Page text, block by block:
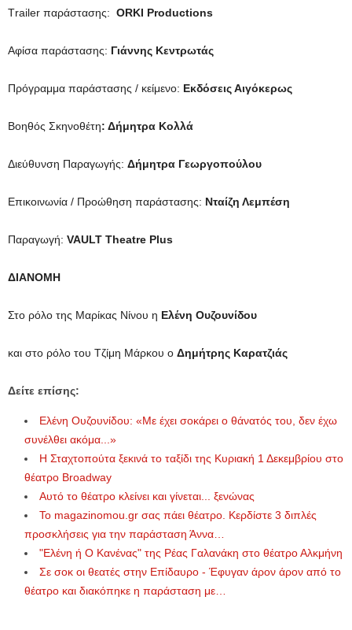
Τrailer παράστασης: ORKI Productions
Αφίσα παράστασης: Γιάννης Κεντρωτάς
Πρόγραμμα παράστασης / κείμενο: Εκδόσεις Αιγόκερως
Βοηθός Σκηνοθέτη: Δήμητρα Κολλά
Διεύθυνση Παραγωγής: Δήμητρα Γεωργοπούλου
Επικοινωνία / Προώθηση παράστασης: Νταίζη Λεμπέση
Παραγωγή: VAULT Theatre Plus
ΔIANOMH
Στο ρόλο της Μαρίκας Νίνου η Ελένη Ουζουνίδου
και στο ρόλο του Τζίμη Μάρκου ο Δημήτρης Καρατζιάς
Δείτε επίσης:
Ελένη Ουζουνίδου: «Με έχει σοκάρει ο θάνατός του, δεν έχω
συνέλθει ακόμα...»
Η Σταχτοπούτα ξεκινά το ταξίδι της Κυριακή 1 Δεκεμβρίου στο
θέατρο Broadway
Αυτό το θέατρο κλείνει και γίνεται... ξενώνας
Το magazinomou.gr σας πάει θέατρο. Κερδίστε 3 διπλές
προσκλήσεις για την παράσταση Άννα…
"Ελένη ή Ο Κανένας" της Ρέας Γαλανάκη στο θέατρο Αλκμήνη
Σε σοκ οι θεατές στην Επίδαυρο - Έφυγαν άρον άρον από το
θέατρο και διακόπηκε η παράσταση με…